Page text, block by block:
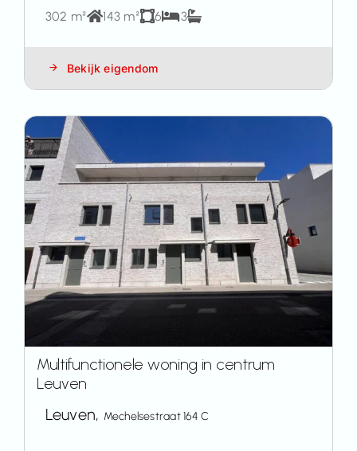
302 m² 143 m² 6 3
Bekijk eigendom
Multifunctionele woning in centrum
Leuven
Leuven, Mechelsestraat 164 C